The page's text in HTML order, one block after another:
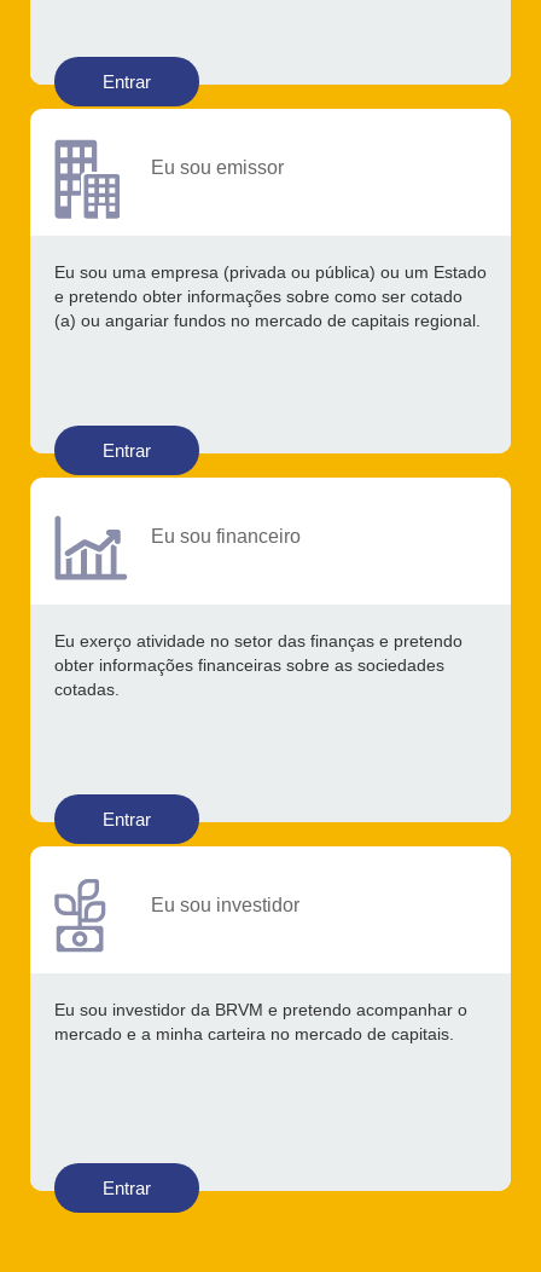
Entrar
Eu sou emissor
Eu sou uma empresa (privada ou pública) ou um Estado
e pretendo obter informações sobre como ser cotado
(a) ou angariar fundos no mercado de capitais regional.
Entrar
Eu sou financeiro
Eu exerço atividade no setor das finanças e pretendo
obter informações financeiras sobre as sociedades
cotadas.
Entrar
Eu sou investidor
Eu sou investidor da BRVM e pretendo acompanhar o
mercado e a minha carteira no mercado de capitais.
Entrar